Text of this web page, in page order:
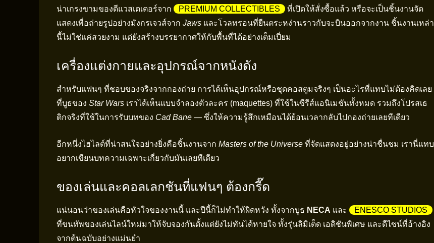
น่าเกรงขามของดีแวสเตเตอร์จาก
PREMIUM COLLECTIBLES
ที่เปิดให้สั่งซื้อแล้ว หรือจะเป็นชิ้นงานจัด
แสดงเพื่อถ่ายรูปอย่างมังกรเจวส์จาก Jaws และโวลทรอนที่ยืนตระหง่านราวกับจะบินออกจากงาน ชิ้นงานเหล่า
นี้ไม่ใช่แค่สวยงาม แต่ยังสร้างบรรยากาศให้กับพื้นที่ได้อย่างเต็มเปี่ยม
เครื่องแต่งกายและอุปกรณ์จากหนังดัง
สำหรับแฟนๆ ที่ชอบของจริงจากกองถ่าย การได้เห็นอุปกรณ์หรือชุดคอสตูมจริงๆ เป็นอะไรที่แทบไม่ต้องคิดเลย
ที่บูธของ Star Wars เราได้เห็นแบบจำลองตัวละคร (maquettes) ที่ใช้ในซีรีส์แอนิเมชันทั้งหมด รวมถึงโปรสเธ
ติกจริงที่ใช้ในการรับบทของ Cad Bane — ซึ่งให้ความรู้สึกเหมือนได้ย้อนเวลากลับไปกองถ่ายเลยทีเดียว
อีกหนึ่งไฮไลต์ที่น่าสนใจอย่างยิ่งคือชิ้นงานจาก Masters of the Universe ที่จัดแสดงอยู่อย่างน่าชื่นชม เรานี่แทบ
อยากเขียนบทความเฉพาะเกี่ยวกับมันเลยทีเดียว
ของเล่นและคอลเลกชันที่แฟนๆ ต้องกรี๊ด
แน่นอนว่าของเล่นคือหัวใจของงานนี้ และปีนี้ก็ไม่ทำให้ผิดหวัง ทั้งจากบูธ NECA และ
ENESCO STUDIOS
ที่ขนทัพของเล่นไลน์ใหม่มาให้จับจองกันตั้งแต่ยังไม่ทันได้หายใจ ทั้งรุ่นลิมิเต็ด เอดิชันพิเศษ และดีไซน์ที่อ้างอิง
จากต้นฉบับอย่างแม่นยำ